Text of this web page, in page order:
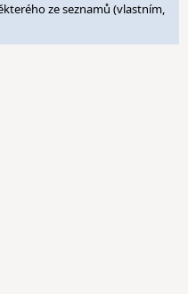
ze seznamů (vlastním,